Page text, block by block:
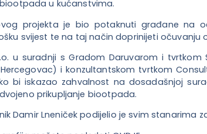
u kućanstvima.
projekta je bio potaknuti građane na
svijest te na taj način doprinijeti očuvanju
u suradnji s Gradom Daruvarom i tvrtkom
i konzultantskom tvrtkom
bi iskazao zahvalnost na dosadašnjoj
prikupljanje biootpada.
Damir Lneniček podijelio je svim stanarima